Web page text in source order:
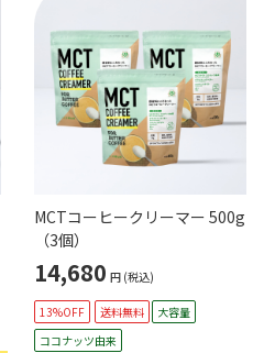
MCTコーヒークリーマー 500g
（3個）
14,680 円 (税込)
13%OFF 送料無料
大容量
ココナッツ由来